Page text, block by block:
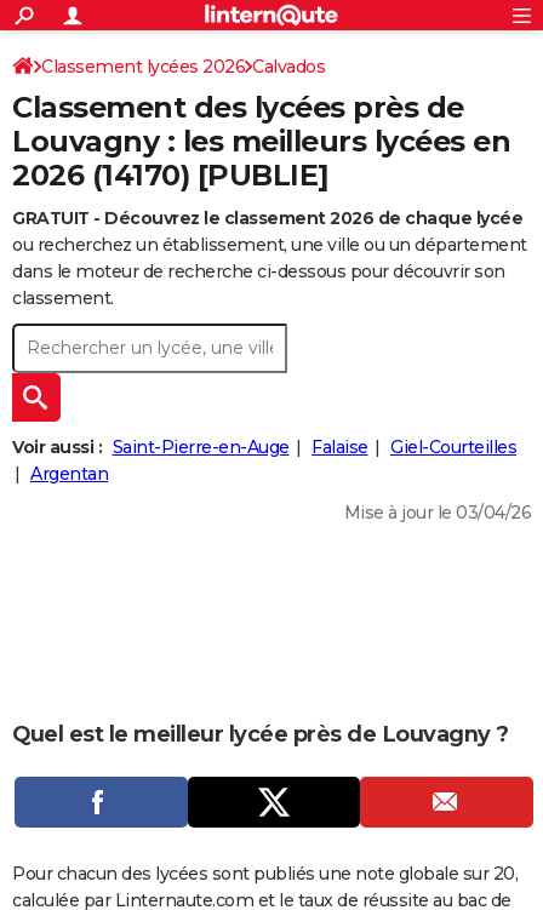
ACTUALITÉS
Politique
Société
Faits Divers
Education
Monde
Villes
+
SPORT
Coupe du monde 2026
Football
Tennis
Cyclisme
Rugby
Forum
Programme TV
TNT
Streaming
Cinéma
Sorties cinéma
Musique
+
FINANCE
Retraite
Impôts
Epargne
Immobilier
Risques naturels par ville
Banque
Assurance
Crédit
AUTO
Essais
Réserver un essai
Citadines
Berlines
SUV
Forum auto
+
HIGH-TECH
BRICOLAGE
Forum
Aménagement intérieur
Extérieur
Cuisine
Salle de bains
Jardinage
Rangement
+WEEK-END
Guides de France
Escapades
Patrimoine
Expositions
Musées
Week-end nature
+
LIFESTYLE
Art de vivre
Bien-être
Loisirs
Mode
Modes de vie
SANTE
Dictionnaire
Biographies
Expressions
Proverbes
PROGRAMME TV
COPAINS D'AVANT
S'inscrire
Connexion
Classement lycées 2026 Calvados
Classement des lycées près de
Louvagny : les meilleurs lycées en
2026 (14170) [PUBLIE]
GRATUIT - Découvrez le classement 2026 de chaque lycée
ou recherchez un établissement, une ville ou un département
dans le moteur de recherche ci-dessous pour découvrir son
classement.
Voir aussi : Saint-Pierre-en-Auge Falaise
Giel-Courteilles
Argentan
Mise à jour le 03/04/26
Quel est le meilleur lycée près de Louvagny ?
Pour chacun des lycées sont publiés une note globale sur 20,
calculée par Linternaute.com et le taux de réussite au bac de